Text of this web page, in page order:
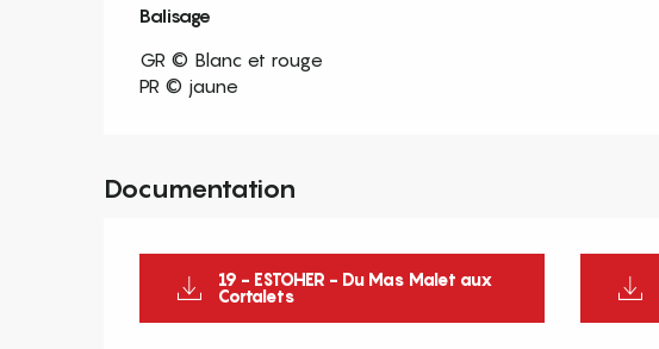
Balisage
GR © Blanc et rouge
PR © jaune
Documentation
19 - ESTOHER - Du Mas Malet aux
Cortalets